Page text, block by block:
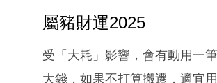
屬豬財運2025
受「大耗」影響，會有動用一
大錢，如果不打算搬遷，適宜